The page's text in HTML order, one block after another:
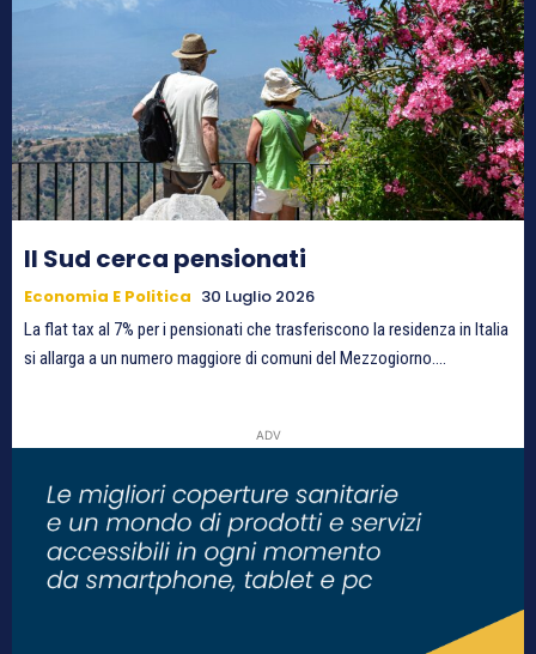
Il Sud cerca pensionati
Economia E Politica 30 Luglio 2026
La flat tax al 7% per i pensionati che trasferiscono la residenza in Italia
si allarga a un numero maggiore di comuni del Mezzogiorno....
ADV